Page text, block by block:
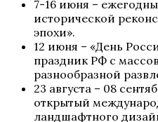
7-16 июня –
исторической
эпохи».
12 июня – «День
праздник РФ с
разнообразной
23 августа – 08
открытый
ландшафтного